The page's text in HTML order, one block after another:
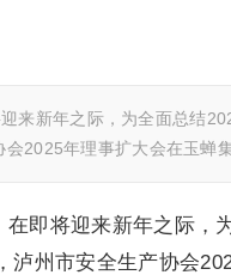
来新年之际，为全面总结
2025年理事扩大会在玉蝉
在即将迎来新年之际，
泸州市安全生产协会